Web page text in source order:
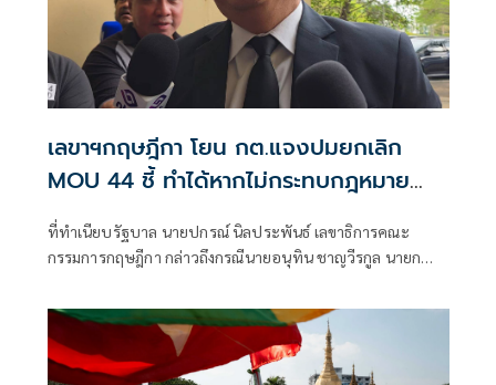
เลขาฯกฤษฎีกา โยน กต.แจงปมยกเลิก
MOU 44 ชี้ ทำได้หากไม่กระทบกฎหมาย
ระหว่างประเทศ
ที่ทำเนียบรัฐบาล นายปกรณ์ นิลประพันธ์ เลขาธิการคณะ
กรรมการกฤษฎีกา กล่าวถึงกรณีนายอนุทิน ชาญวีรกูล นายก